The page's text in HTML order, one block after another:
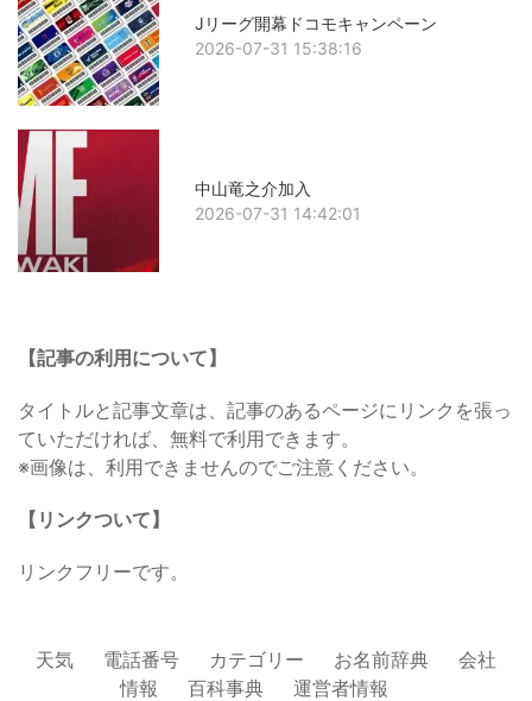
Jリーグ開幕ドコモキャンペーン
2026-07-31 15:38:16
中山竜之介加入
2026-07-31 14:42:01
【記事の利用について】
タイトルと記事文章は、記事のあるページにリンクを張っ
ていただければ、無料で利用できます。
※画像は、利用できませんのでご注意ください。
【リンクついて】
リンクフリーです。
天気 電話番号 カテゴリー お名前辞典
会社
情報
百科事典 運営者情報